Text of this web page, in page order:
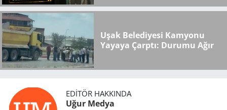
Medya..."
Uşak Belediyesi Kamyonu
Yayaya Çarptı: Durumu Ağır
EDITÖR HAKKINDA
Uğur Medya